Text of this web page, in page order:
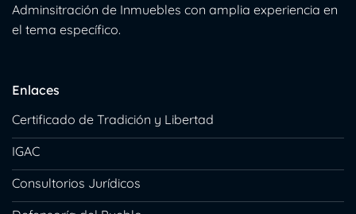
Adminsitración de Inmuebles con amplia experiencia en
el tema específico.
Enlaces
Certificado de Tradición y Libertad
IGAC
Consultorios Jurídicos